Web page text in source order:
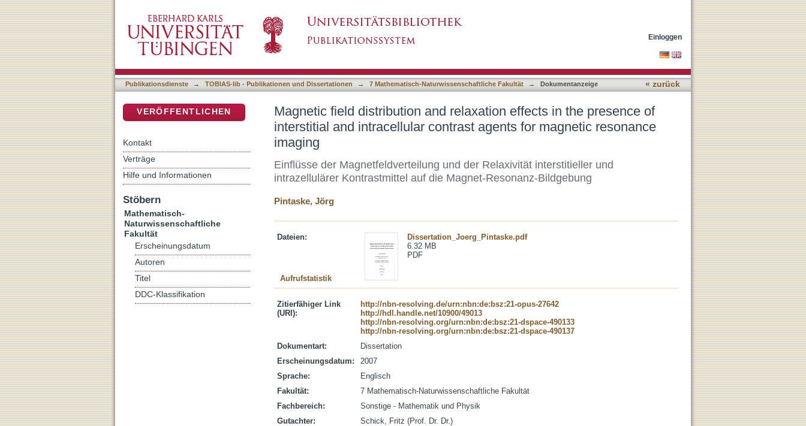
contrast agents for magnetic resonance imaging
Einloggen
Publikationsdienste → TOBIAS-lib - Publikationen und Dissertationen → 7 Mathematisch-Naturwissenschaftliche Fakultät → Dokumentanzeige « zurück
Magnetic field distribution and relaxation effects in the presence of
interstitial and intracellular contrast agents for magnetic resonance
imaging
Einflüsse der Magnetfeldverteilung und der Relaxivität interstitieller und
intrazellulärer Kontrastmittel auf die Magnet-Resonanz-Bildgebung
Pintaske, Jörg
Dateien:
Dissertation_Joerg_Pintaske.pdf
6.32 MB
PDF
Aufrufstatistik
Zitierfähiger Link
(URI):
http://nbn-resolving.de/urn:nbn:de:bsz:21-opus-27642
http://hdl.handle.net/10900/49013
http://nbn-resolving.org/urn:nbn:de:bsz:21-dspace-490133
http://nbn-resolving.org/urn:nbn:de:bsz:21-dspace-490137
Dokumentart:
Dissertation
Erscheinungsdatum:
2007
Sprache:
Englisch
Fakultät:
7 Mathematisch-Naturwissenschaftliche Fakultät
Fachbereich:
Sonstige - Mathematik und Physik
Gutachter:
Schick, Fritz (Prof. Dr. Dr.)
VERÖFFENTLICHEN
Kontakt
Verträge
Hilfe und Informationen
Stöbern
Mathematisch-
Naturwissenschaftliche
Fakultät
Erscheinungsdatum
Autoren
Titel
DDC-Klassifikation